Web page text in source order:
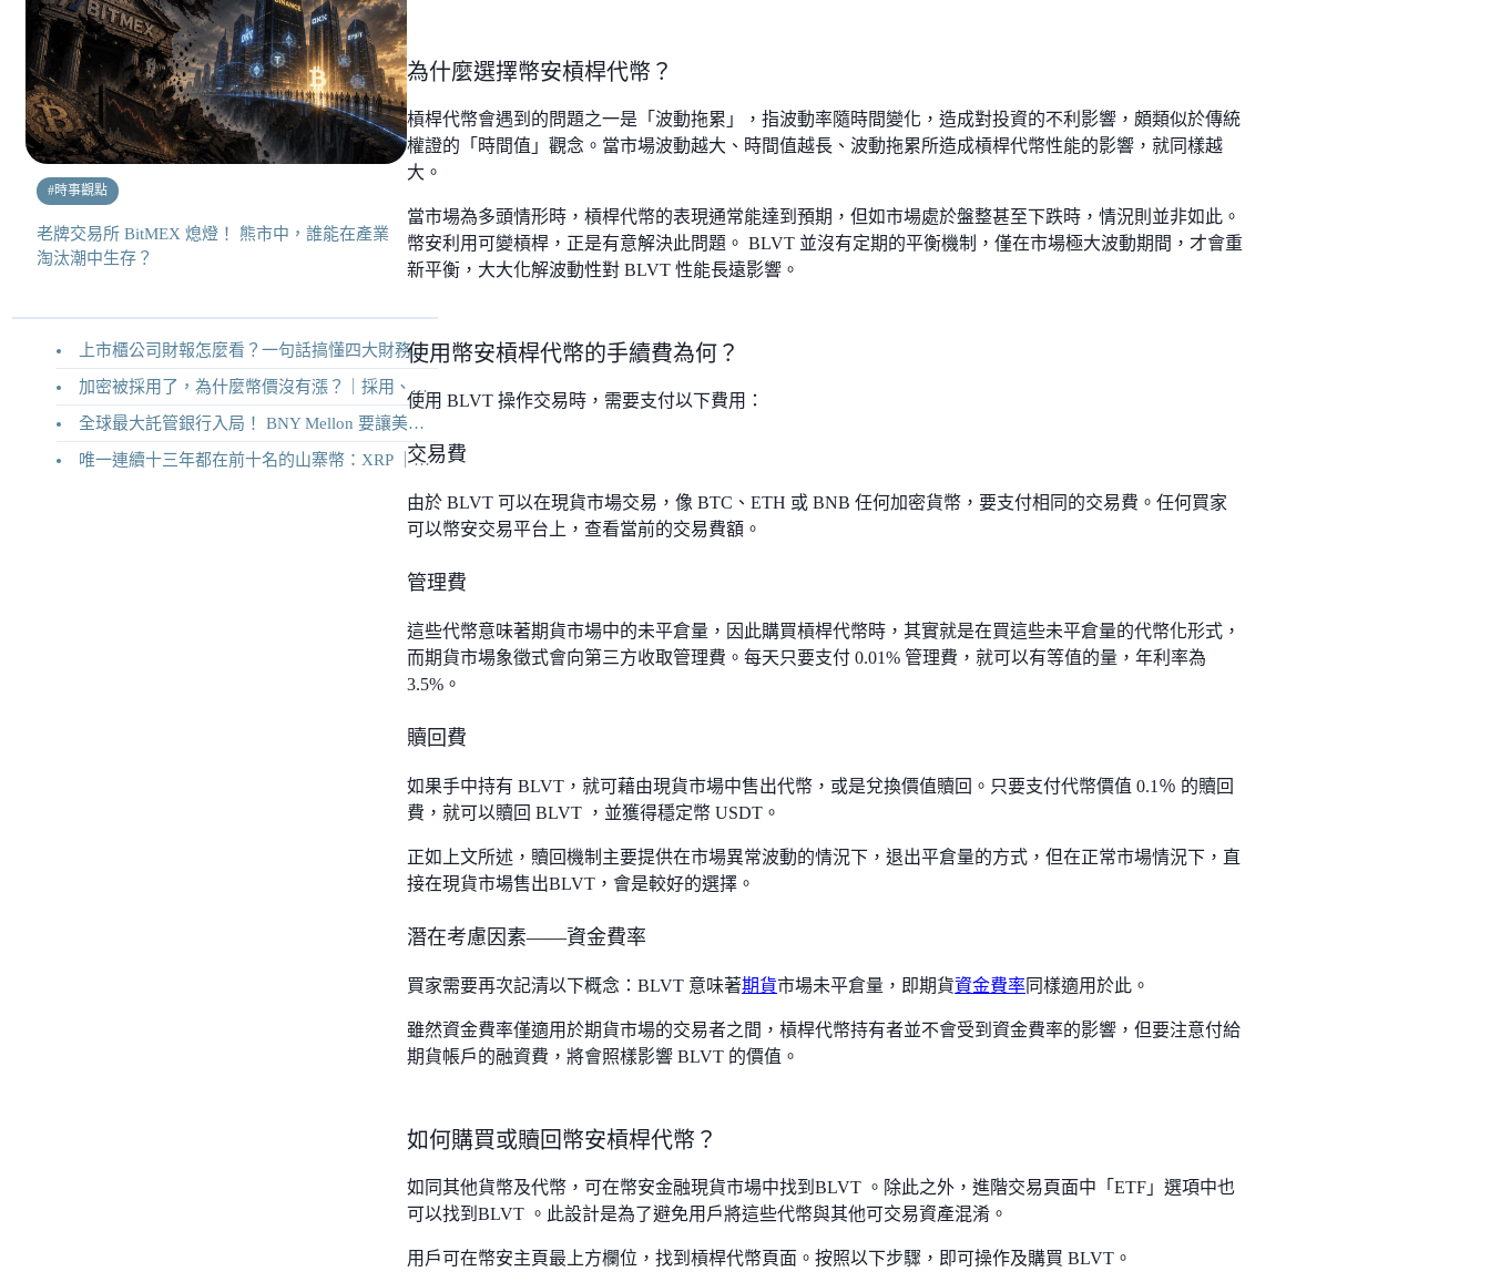
#時事觀點
老牌交易所 BitMEX 熄燈！ 熊市中，誰能在產業
淘汰潮中生存？
上市櫃公司財報怎麼看？一句話搞懂四大財務報表
加密被採用了，為什麼幣價沒有漲？｜採用、收入與代幣價值捕獲
全球最大託管銀行入局！ BNY Mellon 要讓美債交易 24/7 不打烊
唯一連續十三年都在前十名的山寨幣：XRP ｜Ripple 2026 介紹
為什麼選擇幣安槓桿代幣？
槓桿代幣會遇到的問題之一是「波動拖累」，指波動率隨時間變化，造成對投資的不利影響，頗類似於傳統
權證的「時間值」觀念。當市場波動越大、時間值越長、波動拖累所造成槓桿代幣性能的影響，就同樣越
大。
當市場為多頭情形時，槓桿代幣的表現通常能達到預期，但如市場處於盤整甚至下跌時，情況則並非如此。
幣安利用可變槓桿，正是有意解決此問題。 BLVT 並沒有定期的平衡機制，僅在市場極大波動期間，才會重
新平衡，大大化解波動性對 BLVT 性能長遠影響。
使用幣安槓桿代幣的手續費為何？
使用 BLVT 操作交易時，需要支付以下費用：
交易費
由於 BLVT 可以在現貨市場交易，像 BTC、ETH 或 BNB 任何加密貨幣，要支付相同的交易費。任何買家
可以幣安交易平台上，查看當前的交易費額。
管理費
這些代幣意味著期貨市場中的未平倉量，因此購買槓桿代幣時，其實就是在買這些未平倉量的代幣化形式，
而期貨市場象徵式會向第三方收取管理費。每天只要支付 0.01% 管理費，就可以有等值的量，年利率為
3.5%。
贖回費
如果手中持有 BLVT，就可藉由現貨市場中售出代幣，或是兌換價值贖回。只要支付代幣價值 0.1％ 的贖回
費，就可以贖回 BLVT ，並獲得穩定幣 USDT。
正如上文所述，贖回機制主要提供在市場異常波動的情況下，退出平倉量的方式，但在正常市場情況下，直
接在現貨市場售出BLVT，會是較好的選擇。
潛在考慮因素——資金費率
買家需要再次記清以下概念：BLVT 意味著期貨市場未平倉量，即期貨資金費率 同樣適用於此。
雖然資金費率僅適用於期貨市場的交易者之間，槓桿代幣持有者並不會受到資金費率的影響，但要注意付給
期貨帳戶的融資費，將會照樣影響 BLVT 的價值。
如何購買或贖回幣安槓桿代幣？
如同其他貨幣及代幣，可在幣安金融現貨市場中找到BLVT 。除此之外，進階交易頁面中「ETF」選項中也
可以找到BLVT 。此設計是為了避免用戶將這些代幣與其他可交易資產混淆。
用戶可在幣安主頁最上方欄位，找到槓桿代幣頁面。按照以下步驟，即可操作及購買 BLVT。